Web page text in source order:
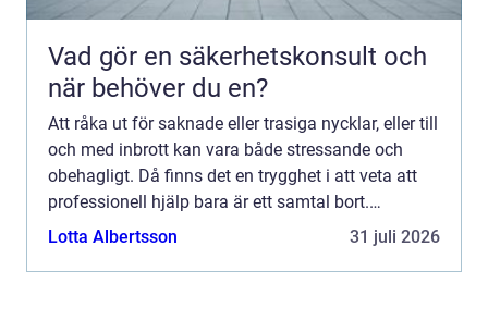
Vad gör en säkerhetskonsult och
när behöver du en?
Att råka ut för saknade eller trasiga nycklar, eller till
och med inbrott kan vara både stressande och
obehagligt. Då finns det en trygghet i att veta att
professionell hjälp bara är ett samtal bort.
Låssmed i M...
Lotta Albertsson 31 juli 2026